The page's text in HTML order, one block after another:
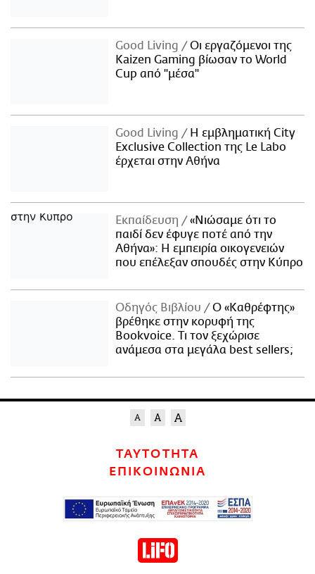
Good Living
Οι εργαζόμενοι της
Kaizen Gaming βίωσαν το World
Cup από "μέσα"
Good Living
Η εμβληματική City
Exclusive Collection της Le Labo
έρχεται στην Αθήνα
Εκπαίδευση
«Νιώσαμε ότι το
παιδί δεν έφυγε ποτέ από την
Αθήνα»: Η εμπειρία οικογενειών
που επέλεξαν σπουδές στην Κύπρο
Οδηγός Βιβλίου
Ο «Καθρέφτης»
βρέθηκε στην κορυφή της
Bookvoice. Τι τον ξεχώρισε
ανάμεσα στα μεγάλα best sellers;
ΤΑΥΤΟΤΗΤΑ
ΕΠΙΚΟΙΝΩΝΙΑ